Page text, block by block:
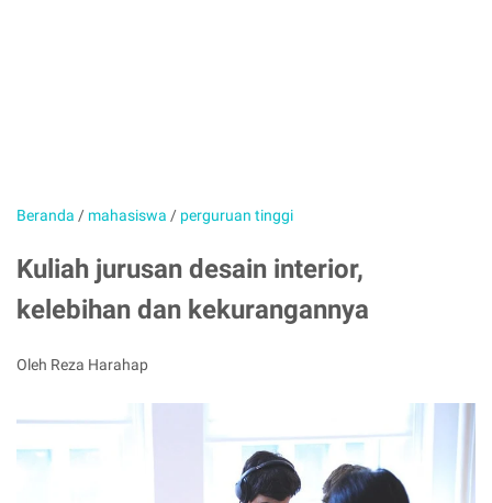
Beranda / mahasiswa / perguruan tinggi
Kuliah jurusan desain interior,
kelebihan dan kekurangannya
Oleh Reza Harahap